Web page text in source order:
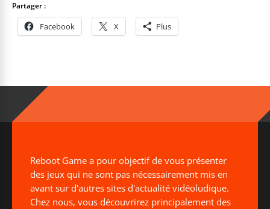
Partager :
Facebook X Plus
Reboot Game a pour objectif de vous présenter
des jeux qui ne sont pas nécessairement mis en
avant sur d'autres sites d'actualité vidéoludique.
Chez nous, vous découvrirez principalement des